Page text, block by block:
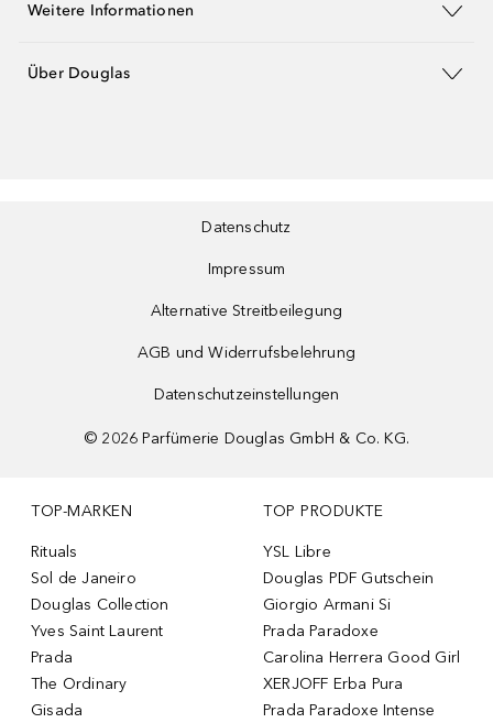
Weitere Informationen
Über Douglas
Datenschutz
Impressum
Alternative Streitbeilegung
AGB und Widerrufsbelehrung
Datenschutzeinstellungen
© 2026 Parfümerie Douglas GmbH & Co. KG.
TOP-MARKEN
Rituals
Sol de Janeiro
Douglas Collection
Yves Saint Laurent
Prada
The Ordinary
Gisada
TOP PRODUKTE
YSL Libre
Douglas PDF Gutschein
Giorgio Armani Si
Prada Paradoxe
Carolina Herrera Good Girl
XERJOFF Erba Pura
Prada Paradoxe Intense